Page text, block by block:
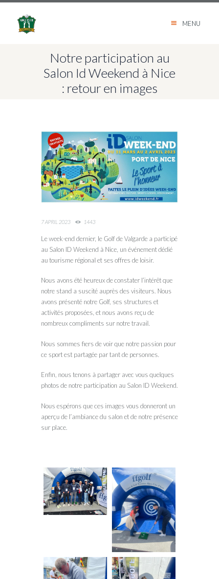
MENU
Notre participation au
Salon Id Weekend à Nice
: retour en images
7 APRIL 2023 1443
Le week-end dernier, le Golf de Valgarde a participé
au Salon ID Weekend à Nice, un événement dédié
au tourisme régional et ses offres de loisir.
Nous avons été heureux de constater l’intérêt que
notre stand a suscité auprès des visiteurs. Nous
avons présenté notre Golf, ses structures et
activités proposées, et nous avons reçu de
nombreux compliments sur notre travail.
Nous sommes fiers de voir que notre passion pour
ce sport est partagée par tant de personnes.
Enfin, nous tenons à partager avec vous quelques
photos de notre participation au Salon ID Weekend.
Nous espérons que ces images vous donneront un
aperçu de l’ambiance du salon et de notre présence
sur place.